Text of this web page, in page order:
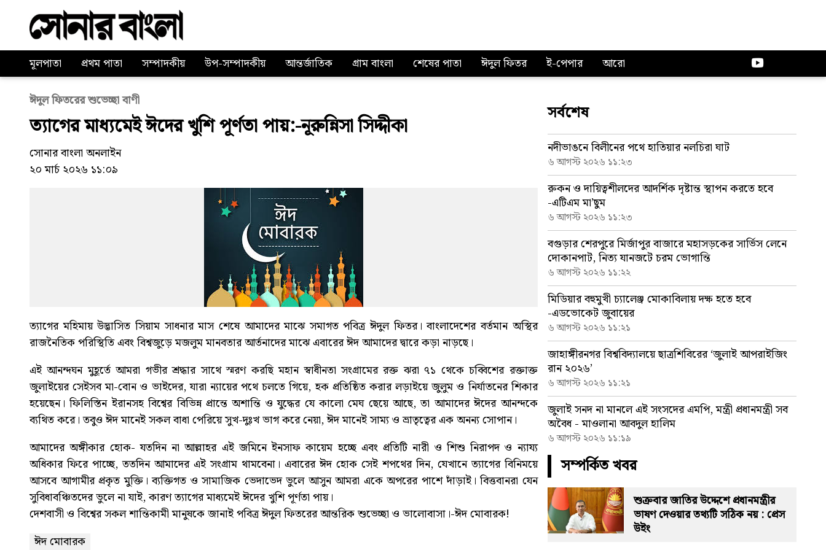
মূলপাতা প্রথম পাতা সম্পাদকীয় উপ-সম্পাদকীয় আন্তর্জাতিক গ্রাম বাংলা শেষের পাতা ঈদুল ফিতর ই-পেপার আরো
ঈদুল ফিতরের শুভেচ্ছা বাণী
ত্যাগের মাধ্যমেই ঈদের খুশি পূর্ণতা পায়:-নূরুন্নিসা সিদ্দীকা
সোনার বাংলা অনলাইন
২০ মার্চ ২০২৬ ১১:০৯
ত্যাগের মহিমায় উদ্ভাসিত সিয়াম সাধনার মাস শেষে আমাদের মাঝে সমাগত পবিত্র ঈদুল ফিতর। বাংলাদেশের বর্তমান অস্থির
রাজনৈতিক পরিস্থিতি এবং বিশ্বজুড়ে মজলুম মানবতার আর্তনাদের মাঝে এবারের ঈদ আমাদের দ্বারে কড়া নাড়ছে।
এই আনন্দঘন মুহূর্তে আমরা গভীর শ্রদ্ধার সাথে স্মরণ করছি মহান স্বাধীনতা সংগ্রামের রক্ত ঝরা ৭১ থেকে চব্বিশের রক্তাক্ত
জুলাইয়ের সেইসব মা-বোন ও ভাইদের, যারা ন্যায়ের পথে চলতে গিয়ে, হক প্রতিষ্ঠিত করার লড়াইয়ে জুলুম ও নির্যাতনের শিকার
হয়েছেন। ফিলিস্তিন ইরানসহ বিশ্বের বিভিন্ন প্রান্তে অশান্তি ও যুদ্ধের যে কালো মেঘ ছেয়ে আছে, তা আমাদের ঈদের আনন্দকে
ব্যথিত করে। তবুও ঈদ মানেই সকল বাধা পেরিয়ে সুখ-দুঃখ ভাগ করে নেয়া, ঈদ মানেই সাম্য ও ভ্রাতৃত্বের এক অনন্য সোপান।
আমাদের অঙ্গীকার হোক- যতদিন না আল্লাহর এই জমিনে ইনসাফ কায়েম হচ্ছে এবং প্রতিটি নারী ও শিশু নিরাপদ ও ন্যায্য
অধিকার ফিরে পাচ্ছে, ততদিন আমাদের এই সংগ্রাম থামবেনা। এবারের ঈদ হোক সেই শপথের দিন, যেখানে ত্যাগের বিনিময়ে
আসবে আগামীর প্রকৃত মুক্তি। ব্যক্তিগত ও সামাজিক ভেদাভেদ ভুলে আসুন আমরা একে অপরের পাশে দাঁড়াই। বিত্তবানরা যেন
সুবিধাবঞ্চিতদের ভুলে না যাই, কারণ ত্যাগের মাধ্যমেই ঈদের খুশি পূর্ণতা পায়।
দেশবাসী ও বিশ্বের সকল শান্তিকামী মানুষকে জানাই পবিত্র ঈদুল ফিতরের আন্তরিক শুভেচ্ছা ও ভালোবাসা।-ঈদ মোবারক!
ঈদ মোবারক
সর্বশেষ
নদীভাঙনে বিলীনের পথে হাতিয়ার নলচিরা ঘাট
৬ আগস্ট ২০২৬ ১১:২৩
রুকন ও দায়িত্বশীলদের আদর্শিক দৃষ্টান্ত স্থাপন করতে হবে
-এটিএম মা’ছুম
৬ আগস্ট ২০২৬ ১১:২৩
বগুড়ার শেরপুরে মির্জাপুর বাজারে মহাসড়কের সার্ভিস লেনে
দোকানপাট, নিত্য যানজটে চরম ভোগান্তি
৬ আগস্ট ২০২৬ ১১:২২
মিডিয়ার বহুমুখী চ্যালেঞ্জ মোকাবিলায় দক্ষ হতে হবে
-এডভোকেট জুবায়ের
৬ আগস্ট ২০২৬ ১১:২১
জাহাঙ্গীরনগর বিশ্ববিদ্যালয়ে ছাত্রশিবিরের ‘জুলাই আপরাইজিং
রান ২০২৬’
৬ আগস্ট ২০২৬ ১১:২১
জুলাই সনদ না মানলে এই সংসদের এমপি, মন্ত্রী প্রধানমন্ত্রী সব
অবৈধ - মাওলানা আবদুল হালিম
৬ আগস্ট ২০২৬ ১১:১৯
সম্পর্কিত খবর
শুক্রবার জাতির উদ্দেশে প্রধানমন্ত্রীর
ভাষণ দেওয়ার তথ্যটি সঠিক নয় : প্রেস
উইং